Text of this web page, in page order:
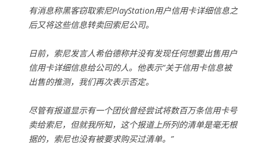
有消息称黑客窃取索尼PlayStation用户信用卡详细信息之
后又将这些信息转卖回索尼公司。
日前，索尼发言人希伯德称并没有发现任何想要出售用户
信用卡详细信息给公司的人。他表示“关于信用卡信息被
出售的推测，我们再次表示否定。
尽管有报道显示有一个团伙曾经尝试将数百万条信用卡号
卖给索尼，但就我所知，这个报道上所列的清单是毫无根
据的，索尼也没有被要求购买过清单。”